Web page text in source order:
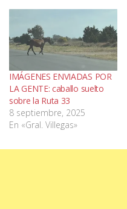
IMÁGENES ENVIADAS POR
LA GENTE: caballo suelto
sobre la Ruta 33
8 septiembre, 2025
En «Gral. Villegas»